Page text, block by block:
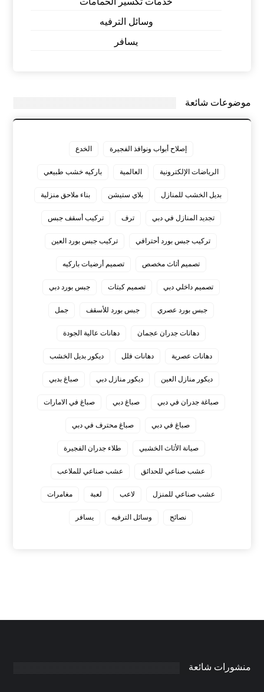
وسائل الترفيه
يسافر
موضوعات شائعة
إصلاح أبواب ونوافذ الفجيرة الخدع
الرياضات الإلكترونية العالمية باركيه خشب طبيعي
بديل الخشب للمنازل بلاي ستيشن بناء ملاحق منزلية
تجديد المنازل في دبي ترف تركيب أسقف جبس
تركيب جبس بورد أحترافي تركيب جبس بورد العين
تصميم أثاث مخصص تصميم أرضيات باركيه
تصميم داخلي دبي تصميم كبتات جبس بورد دبي
جبس بورد عصري جبس بورد للأسقف جمل
دهانات جدران عجمان دهانات عالية الجودة
دهانات عصرية دهانات فلل ديكور بديل الخشب
ديكور منازل العين ديكور منازل دبي صباغ بدبي
صباغة جدران في دبي صباغ دبي صباغ في الامارات
صباغ في دبي صباغ محترف في دبي
صيانة الأثاث الخشبي طلاء جدران الفجيرة
عشب صناعي للحدائق عشب صناعي للملاعب
عشب صناعي للمنزل لاعب لعبة مغامرات
نصائح وسائل الترفيه يسافر
منشورات شائعة